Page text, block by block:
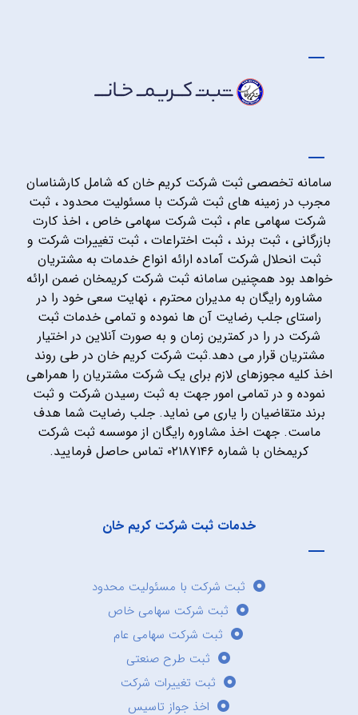
سامانه تخصصی ثبت شرکت کریم خان که شامل کارشناسان
مجرب در زمینه های ثبت شرکت با مسئولیت محدود ، ثبت
شرکت سهامی عام ، ثبت شرکت سهامی خاص ، اخذ کارت
بازرگانی ، ثبت برند ، ثبت اختراعات ، ثبت تغییرات شرکت و
ثبت انحلال شرکت آماده ارائه انواع خدمات به مشتریان
خواهد بود همچنین سامانه ثبت شرکت کریمخان ضمن ارائه
مشاوره رایگان به مدیران محترم ، نهایت سعی خود را در
راستای جلب رضایت آن ها نموده و تمامی خدمات ثبت
شرکت در را در کمترین زمان و به صورت آنلاین در اختیار
مشتریان قرار می دهد.ثبت شرکت کریم خان در طی روند
اخذ کلیه مجوزهای لازم برای یک شرکت مشتریان را همراهی
نموده و در تمامی امور جهت به ثبت رسیدن شرکت و ثبت
برند متقاضیان را یاری می نماید. جلب رضایت شما هدف
ماست. جهت اخذ مشاوره رایگان از موسسه ثبت شرکت
کریمخان با شماره ۰۲۱۸۷۱۴۶ تماس حاصل فرمایید.
خدمات ثبت شرکت کریم خان
ثبت شرکت با مسئولیت محدود
ثبت شرکت سهامی خاص
ثبت شرکت سهامی عام
ثبت طرح صنعتی
ثبت تغییرات شرکت
اخذ جواز تاسیس